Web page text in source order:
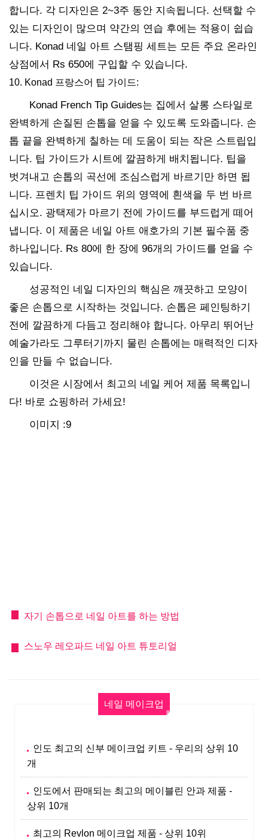
합니다. 각 디자인은 2~3주 동안 지속됩니다. 선택할 수
있는 디자인이 많으며 약간의 연습 후에는 적용이 쉽습
니다. Konad 네일 아트 스탬핑 세트는 모든 주요 온라인
상점에서 Rs 650에 구입할 수 있습니다.
10. Konad 프랑스어 팁 가이드:
Konad French Tip Guides는 집에서 살롱 스타일로
완벽하게 손질된 손톱을 얻을 수 있도록 도와줍니다. 손
톱 끝을 완벽하게 칠하는 데 도움이 되는 작은 스트립입
니다. 팁 가이드가 시트에 깔끔하게 배치됩니다. 팁을
벗겨내고 손톱의 곡선에 조심스럽게 바르기만 하면 됩
니다. 프렌치 팁 가이드 위의 영역에 흰색을 두 번 바르
십시오. 광택제가 마르기 전에 가이드를 부드럽게 떼어
냅니다. 이 제품은 네일 아트 애호가의 기본 필수품 중
하나입니다. Rs 80에 한 장에 96개의 가이드를 얻을 수
있습니다.
성공적인 네일 디자인의 핵심은 깨끗하고 모양이
좋은 손톱으로 시작하는 것입니다. 손톱은 페인팅하기
전에 깔끔하게 다듬고 정리해야 합니다. 아무리 뛰어난
예술가라도 그루터기까지 물린 손톱에는 매력적인 디자
인을 만들 수 없습니다.
이것은 시장에서 최고의 네일 케어 제품 목록입니
다! 바로 쇼핑하러 가세요!
이미지 :9
자기 손톱으로 네일 아트를 하는 방법
스노우 레오파드 네일 아트 튜토리얼
네일 메이크업
인도 최고의 신부 메이크업 키트 - 우리의 상위 10
개
인도에서 판매되는 최고의 메이블린 안과 제품 -
상위 10개
최고의 Revlon 메이크업 제품 - 상위 10위